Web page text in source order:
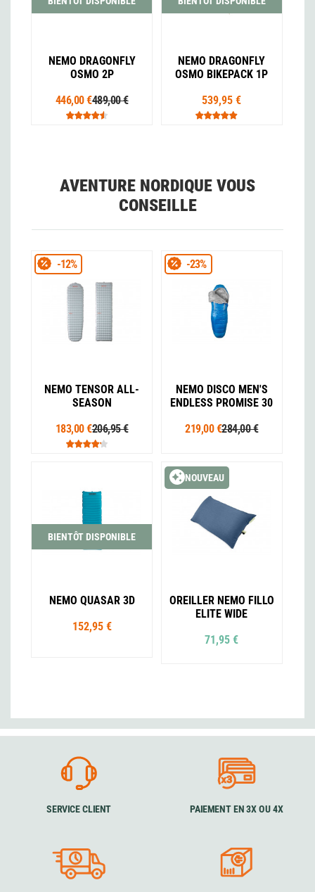
NEMO DRAGONFLY
OSMO 2P
446,00 €489,00 €
NEMO DRAGONFLY
OSMO BIKEPACK 1P
539,95 €
AVENTURE NORDIQUE VOUS
CONSEILLE
NEMO TENSOR ALL-
SEASON
183,00 €206,95 €
-12%
NEMO DISCO MEN'S
ENDLESS PROMISE 30
219,00 €284,00 €
-23%
BIENTÔT DISPONIBLE
NEMO QUASAR 3D
152,95 €
NOUVEAU
OREILLER NEMO FILLO
ELITE WIDE
71,95 €
SERVICE CLIENT PAIEMENT EN 3X OU 4X